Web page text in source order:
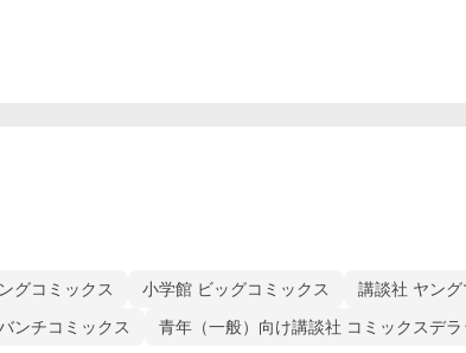
グコミックス 小学館 ビッグコミックス 講談社 ヤン
ンチコミックス 青年（一般）向け講談社 コミックスデラ